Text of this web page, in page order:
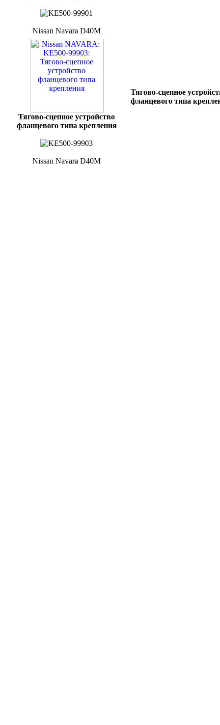
Nissan Navara D40M
Тягово-сцепное устройство
фланцевого типа крепления
Nissan Navara D40M
Тягово-сцепное
фланцевого типа